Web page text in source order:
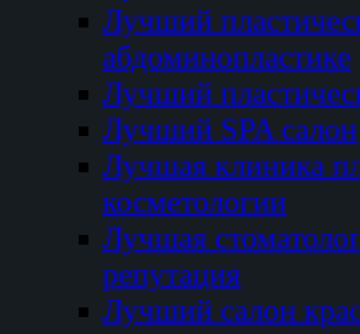
Лучший
абдоминопластике
Лучший
Лучший SPA салон
Лучшая клиника
косметологии
Лучшая
репутация
Лучший салон